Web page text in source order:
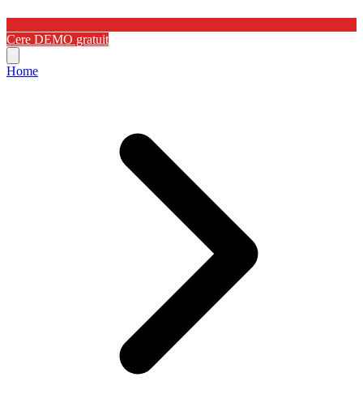
Cere DEMO gratuit
Home